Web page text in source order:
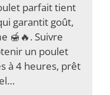
parfait tient
garantit goût,
🍯🔥. Suivre
un poulet
à 4 heures, prêt